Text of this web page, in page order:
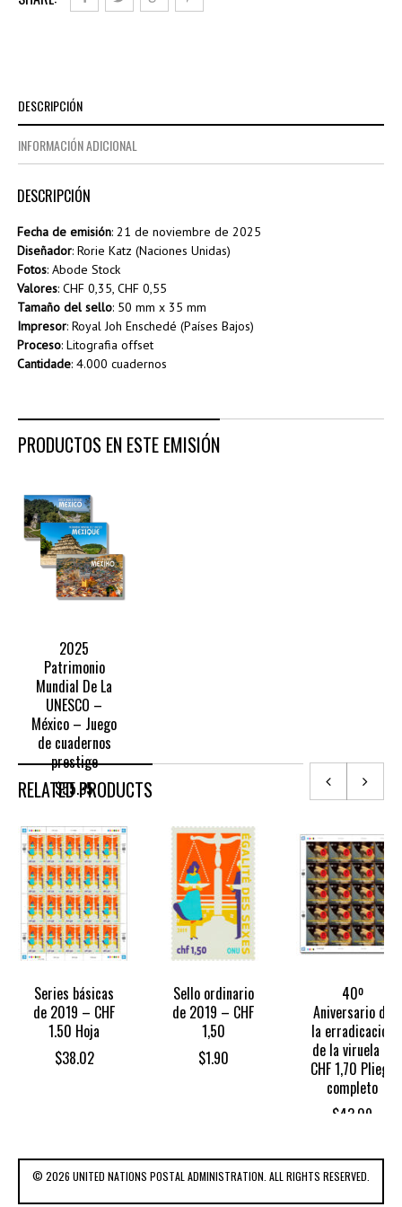
DESCRIPCIÓN
INFORMACIÓN ADICIONAL
DESCRIPCIÓN
Fecha de emisión: 21 de noviembre de 2025
Diseñador: Rorie Katz (Naciones Unidas)
Fotos: Abode Stock
Valores: CHF 0,35, CHF 0,55
Tamaño del sello: 50 mm x 35 mm
Impresor: Royal Joh Enschedé (Países Bajos)
Proceso: Litografia offset
Cantidade: 4.000 cuadernos
PRODUCTOS EN ESTE EMISIÓN
2025
Patrimonio
Mundial De La
UNESCO –
México – Juego
de cuadernos
prestige
$55.35
RELATED PRODUCTS
Series básicas
de 2019 – CHF
1.50 Hoja
$38.02
Sello ordinario
de 2019 – CHF
1,50
$1.90
40º
Aniversario de
la erradicación
de la viruela –
CHF 1,70 Pliego
completo
$43.09
© 2026 UNITED NATIONS POSTAL ADMINISTRATION. ALL RIGHTS RESERVED.